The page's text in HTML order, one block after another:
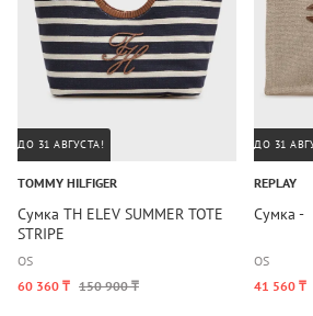
ДО 31 АВГУСТА!
TOMMY HILFIGER
Сумка TH ELEV SUMMER TOTE
STRIPE
OS
60 360 ₸ 150 900 ₸
ДО 31
REPLAY
Сумка -
OS
41 560 ₸